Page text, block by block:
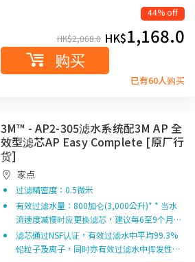
44% off
HK$2,068.0 HK$1,168.0
购买
已有60人购买
3M™ - AP2-305滤水系统配3M AP 全
效型滤芯AP Easy Complete [原厂行
货]
家点
过滤精密度：0.5微米
有效过滤水量：800加仑(3,000公升)* * 当水
流速度减慢时应更换滤芯，建议每6至9个月…
滤芯通过NSF认证，有效过滤水中平均99.3%
铅粒子及离子，同时亦有效过滤水中挥发性…